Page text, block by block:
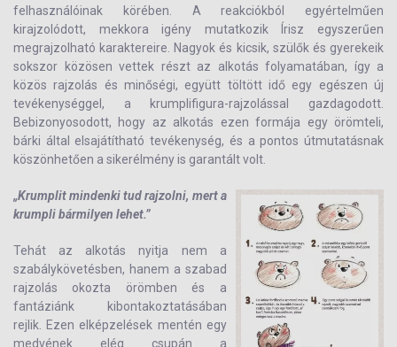
felhasználóinak körében. A reakciókból egyértelműen
kirajzolódott, mekkora igény mutatkozik Írisz egyszerűen
megrajzolható karaktereire. Nagyok és kicsik, szülők és gyerekeik
sokszor közösen vettek részt az alkotás folyamatában, így a
közös rajzolás és minőségi, együtt töltött idő egy egészen új
tevékenységgel, a krumplifigura-rajzolással gazdagodott.
Bebizonyosodott, hogy az alkotás ezen formája egy örömteli,
bárki által elsajátítható tevékenység, és a pontos útmutatásnak
köszönhetően a sikerélmény is garantált volt.
„Krumplit mindenki tud rajzolni, mert a
krumpli bármilyen lehet.”
Tehát az alkotás nyitja nem a
szabálykövetésben, hanem a szabad
rajzolás okozta örömben és a
fantáziánk kibontakoztatásában
rejlik. Ezen elképzelések mentén egy
medvének elég csupán a